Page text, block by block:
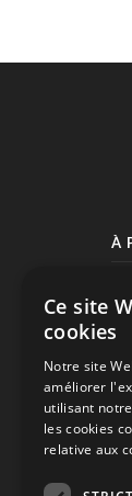
À
Ce site
cookies
Notre site
améliorer
utilisant
les cookies
relative aux